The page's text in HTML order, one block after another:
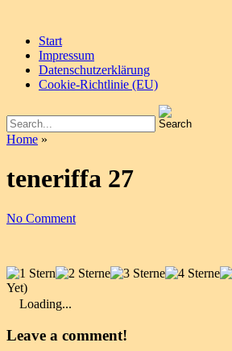
Start
Impressum
Datenschutzerklärung
Cookie-Richtlinie (EU)
Home »
teneriffa 27
No Comment
Yet)
Loading...
Leave a comment!